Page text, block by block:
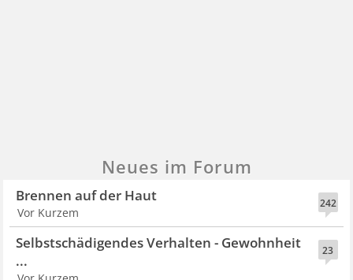
Neues im Forum
242
Brennen auf der Haut
Vor Kurzem
23
Selbstschädigendes Verhalten - Gewohnheit
...